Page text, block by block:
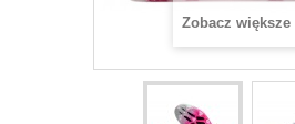
Zobacz większe